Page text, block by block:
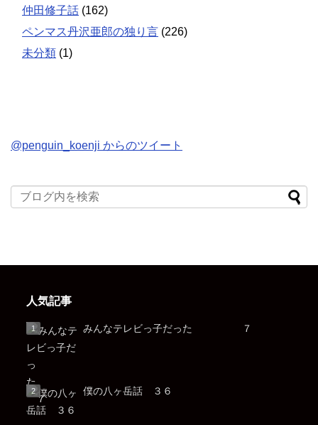
仲田修子話 (162)
ペンマス丹沢亜郎の独り言 (226)
未分類 (1)
@penguin_koenji からのツイート
人気記事
みんなテレビっ子だった ７
僕の八ヶ岳話 ３６